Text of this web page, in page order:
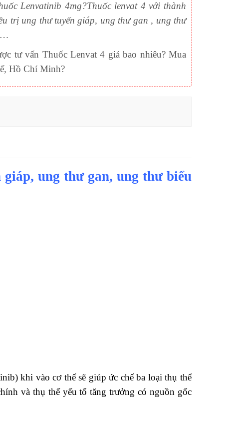
Lenvatinib 4mg?Thuốc lenvat 4 với thành
trị ung thư tuyến giáp, ung thư gan , ung thư
…
tư vấn Thuốc Lenvat 4 giá bao nhiêu? Mua
Hồ Chí Minh?
ung thư gan, ung thư biểu
khi vào cơ thể sẽ giúp ức chế ba loại thụ thể
và thụ thể yếu tố tăng trưởng có nguồn gốc